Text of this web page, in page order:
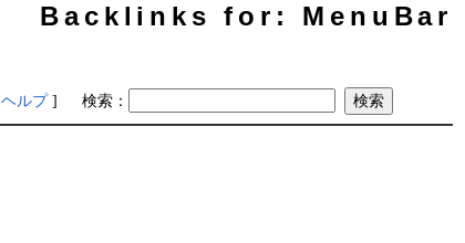
Backlinks for: MenuBar
ヘルプ] 検索：